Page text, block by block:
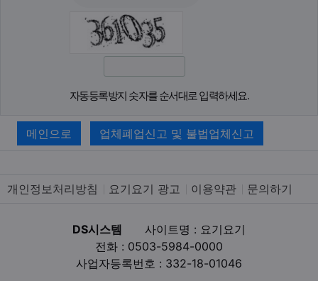
자동등록방지 숫자를 순서대로 입력하세요.
메인으로 업체폐업신고 및 불법업체신고
개인정보처리방침 요기요기 광고 이용약관 문의하기
DS시스템
사이트명 : 요기요기
전화 : 0503-5984-0000
사업자등록번호 : 332-18-01046